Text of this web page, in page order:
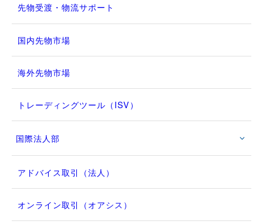
先物受渡・物流サポート
国内先物市場
海外先物市場
トレーディングツール（ISV）
国際法人部
アドバイス取引（法人）
オンライン取引（オアシス）